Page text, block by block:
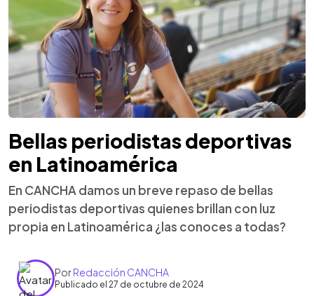
Bellas periodistas deportivas
en Latinoamérica
En CANCHA damos un breve repaso de bellas
periodistas deportivas quienes brillan con luz
propia en Latinoamérica ¿las conoces a todas?
PorRedacción CANCHA
Publicado el 27 de octubre de 2024